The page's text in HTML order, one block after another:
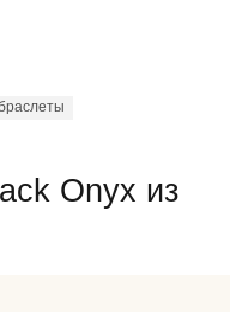
Onyx из